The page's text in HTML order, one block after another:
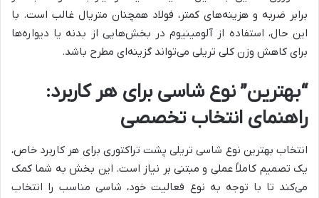
برابر ضربه و هزینه‌های کمتر، فولاد همچنان متریال غالب است. با
این حال، استفاده از آلومینیوم در بخش‌هایی از بدنه یا دیواره‌ها
برای کاهش وزن کلی تریلی می‌تواند گزینه‌ای مطرح باشد.
“بهترین” نوع شاسی برای هر کاربرد:
راهنمای انتخاب تخصصی
انتخاب بهترین نوع شاسی تریلی پشت تراکتوری برای هر کاربرد خاص،
یک تصمیم کاملاً عملی و مبتنی بر نیاز است. این بخش به شما کمک
می‌کند تا با توجه به نوع فعالیت خود، شاسی مناسب را انتخاب